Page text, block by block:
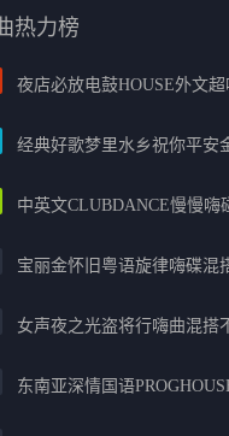
热力榜
中英文CLUBDANCE慢慢
宝丽金怀旧粤语旋律嗨碟混
女声夜之光盗将行嗨曲混搭